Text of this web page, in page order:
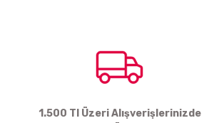
Bu ürüne benzer farklı alternatifler olmalı.
1.500 Tl Üzeri Alışverişlerinizde